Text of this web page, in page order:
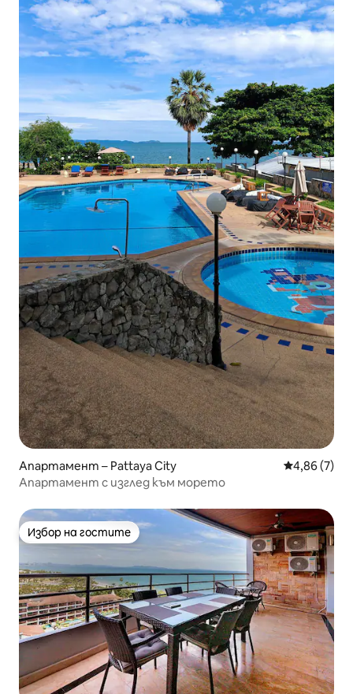
Апартамент – Pattaya City Средна
4,86 (7)
Апартамент с изглед към морето
Избор на гостите
Избор на гостите